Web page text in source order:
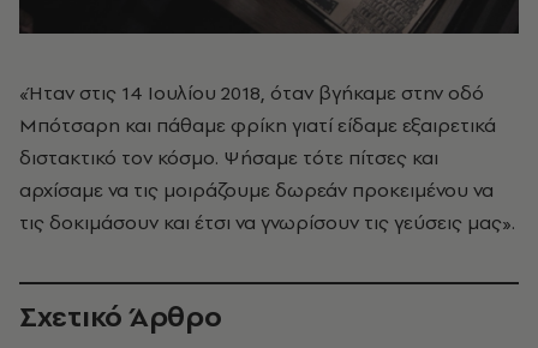
«Ήταν στις 14 Ιουλίου 2018, όταν βγήκαμε στην οδό
Μπότσαρη και πάθαμε φρίκη γιατί είδαμε εξαιρετικά
διστακτικό τον κόσμο. Ψήσαμε τότε πίτσες και
αρχίσαμε να τις μοιράζουμε δωρεάν προκειμένου να
τις δοκιμάσουν και έτσι να γνωρίσουν τις γεύσεις μας».
Σχετικό Άρθρο